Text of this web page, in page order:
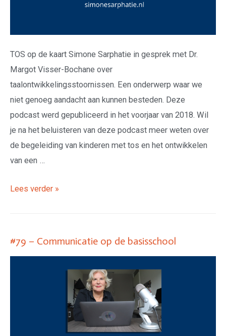
TOS op de kaart Simone Sarphatie in gesprek met Dr.
Margot Visser-Bochane over
taalontwikkelingsstoornissen. Een onderwerp waar we
niet genoeg aandacht aan kunnen besteden. Deze
podcast werd gepubliceerd in het voorjaar van 2018. Wil
je na het beluisteren van deze podcast meer weten over
de begeleiding van kinderen met tos en het ontwikkelen
van een …
Lees verder »
#79 – Communicatie op de basisschool